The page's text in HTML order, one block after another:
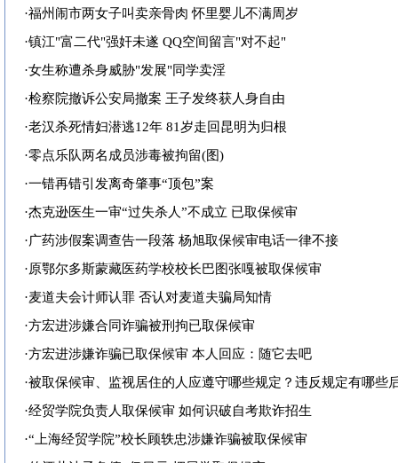
·福州闹市两女子叫卖亲骨肉 怀里婴儿不满周岁
·镇江"富二代"强奸未遂 QQ空间留言"对不起"
·女生称遭杀身威胁"发展"同学卖淫
·检察院撤诉公安局撤案 王子发终获人身自由
·老汉杀死情妇潜逃12年 81岁走回昆明为归根
·零点乐队两名成员涉毒被拘留(图)
·一错再错引发离奇肇事“顶包”案
·杰克逊医生一审“过失杀人”不成立 已取保候审
·广药涉假案调查告一段落 杨旭取保候审电话一律不接
·原鄂尔多斯蒙藏医药学校校长巴图张嘎被取保候审
·麦道夫会计师认罪 否认对麦道夫骗局知情
·方宏进涉嫌合同诈骗被刑拘已取保候审
·方宏进涉嫌诈骗已取保候审 本人回应：随它去吧
·被取保候审、监视居住的人应遵守哪些规定？违反规定有哪些
·经贸学院负责人取保候审 如何识破自考欺诈招生
·“上海经贸学院”校长顾轶忠涉嫌诈骗被取保候审